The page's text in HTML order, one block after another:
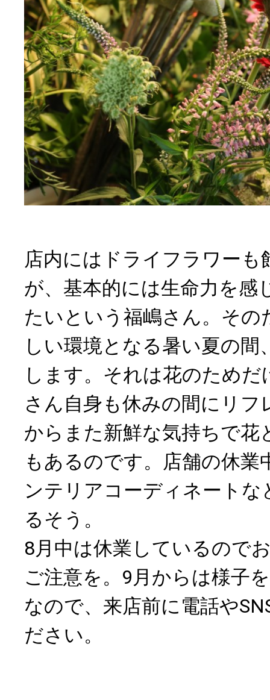
店内にはドライフラワーも
が、基本的には生命力を感
たいという福嶋さん。その
しい環境となる暑い夏の間
します。それは花のため
さん自身も休みの間にリフ
からまた新鮮な気持ちで花
もあるのです。店舗の休業
ンテリアコーディネート
るそう。
8月中は休業しているので
ご注意を。9月からは様子
なので、来店前に電話や
ださい。